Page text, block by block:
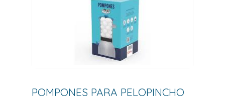
POMPONES PARA PELOPINCHO